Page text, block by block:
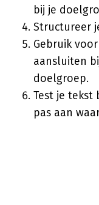
bij je
Structureer
Gebruik
aansluiten
doelgroep.
Test je tekst
pas aan